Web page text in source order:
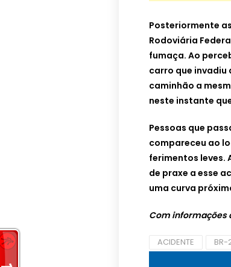
Posteriormente
Rodoviária
fumaça. Ao
carro que invadiu
caminhão a
neste instante
Pessoas que
compareceu ao
ferimentos leves.
de praxe a esse
uma curva
Com informações
ACIDENTE BR-